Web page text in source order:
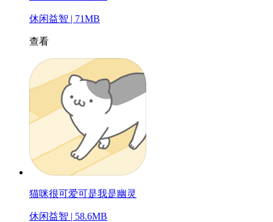
休闲益智 | 71MB
查看
猫咪很可爱可是我是幽灵
休闲益智 | 58.6MB